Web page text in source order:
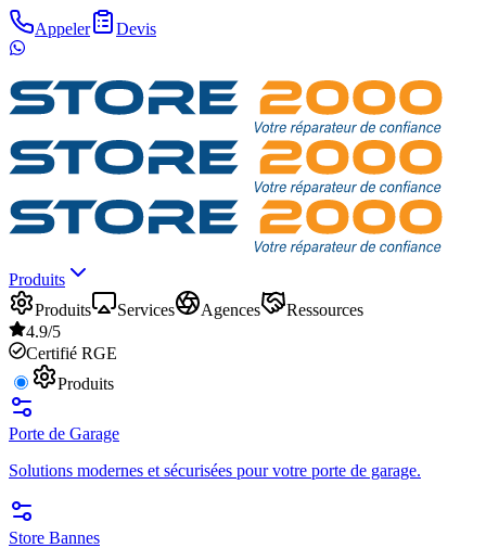
Appeler Devis
Produits
Produits
Services Agences
Ressources
4.9/5
Certifié RGE
Produits
Porte de Garage
Solutions modernes et sécurisées pour votre porte de garage.
Store Bannes